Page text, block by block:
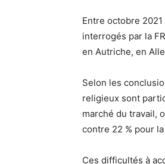
Entre octobre
interrogés par la
en Autriche, en
Selon les
religieux sont
marché du travail,
contre 22 % pour
Ces difficultés à